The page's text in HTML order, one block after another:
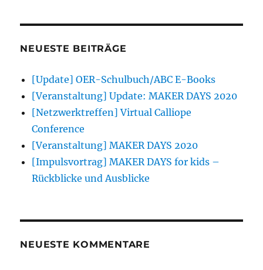
NEUESTE BEITRÄGE
[Update] OER-Schulbuch/ABC E-Books
[Veranstaltung] Update: MAKER DAYS 2020
[Netzwerktreffen] Virtual Calliope
Conference
[Veranstaltung] MAKER DAYS 2020
[Impulsvortrag] MAKER DAYS for kids –
Rückblicke und Ausblicke
NEUESTE KOMMENTARE